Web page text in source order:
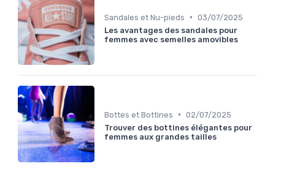
Sandales et Nu-pieds • 03/07/2025
Les avantages des sandales pour
femmes avec semelles amovibles
Bottes et Bottines • 02/07/2025
Trouver des bottines élégantes pour
femmes aux grandes tailles